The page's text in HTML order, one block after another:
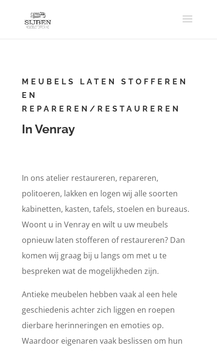
MEUBELS LATEN STOFFEREN
EN
REPAREREN/RESTAUREREN
In Venray
In ons atelier restaureren, repareren,
politoeren, lakken en logen wij alle soorten
kabinetten, kasten, tafels, stoelen en bureaus.
Woont u in Venray en wilt u uw meubels
opnieuw laten stofferen of restaureren? Dan
komen wij graag bij u langs om met u te
bespreken wat de mogelijkheden zijn.
Antieke meubelen hebben vaak al een hele
geschiedenis achter zich liggen en roepen
dierbare herinneringen en emoties op.
Waardoor eigenaren vaak beslissen om hun